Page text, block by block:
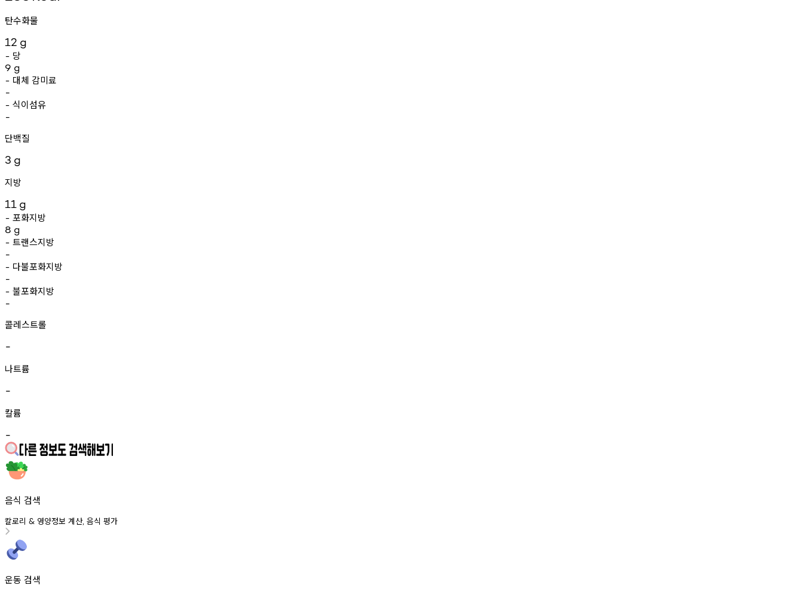
탄수화물
12 g
- 당
9 g
- 대체 감미료
-
- 식이섬유
-
단백질
3 g
지방
11 g
- 포화지방
8 g
- 트랜스지방
-
- 다불포화지방
-
- 불포화지방
-
콜레스트롤
-
나트륨
-
칼륨
-
음식 검색
칼로리 & 영양정보 계산, 음식 평가
운동 검색